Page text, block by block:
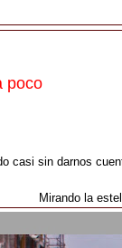
poco
casi sin darnos
Mirando la